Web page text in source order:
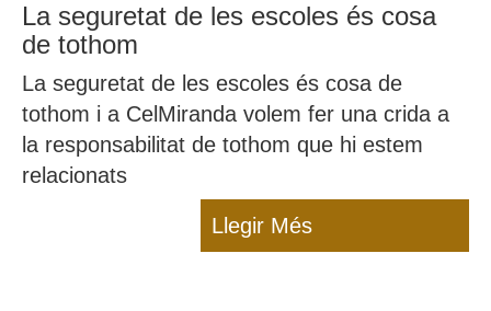
La seguretat de les escoles és cosa
de tothom
La seguretat de les escoles és cosa de
tothom i a CelMiranda volem fer una crida a
la responsabilitat de tothom que hi estem
relacionats
Llegir Més